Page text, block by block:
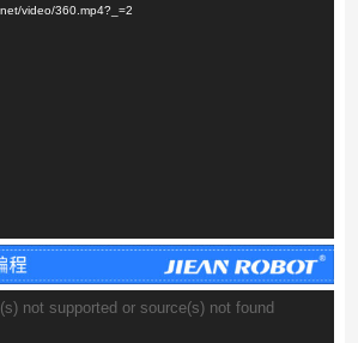
video/360.mp4?_=2
视
not supported or source(s) not found